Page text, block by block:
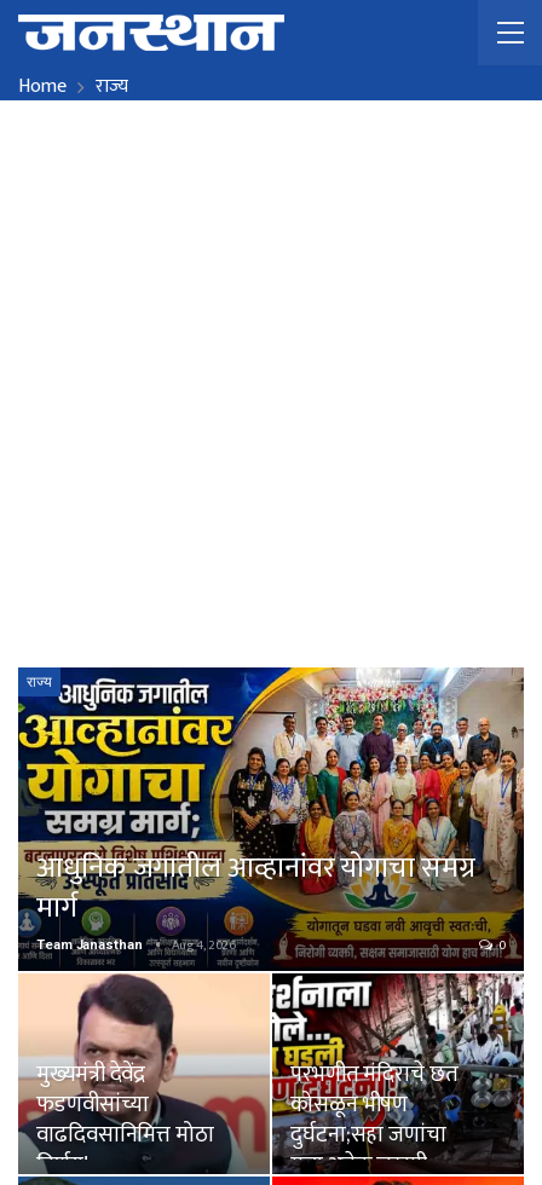
Home राज्य
राज्य
आधुनिक जगातील आव्हानांवर योगाचा समग्र
मार्ग
Team Janasthan Aug 4, 2026 0
मुख्यमंत्री देवेंद्र
फडणवीसांच्या
वाढदिवसानिमित्त मोठा
निर्णय!
परभणीत मंदिराचे छत
कोसळून भीषण
दुर्घटना;सहा जणांचा
मृत्यू,अनेक जखमी